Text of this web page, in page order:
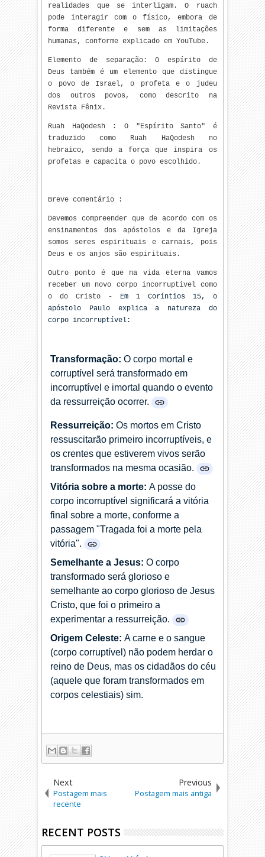
realidades que se interligam. O ruach
pode interagir com o físico, embora de
forma diferente e sem as limitações
humanas, conforme explicado em YouTube.
Elemento de separação: O espírito de
Deus também é um elemento que distingue
o povo de Israel, o profeta e o judeu
dos outros povos, como descrito na
Revista Fênix.
Ruah HaQodesh : O "Espírito Santo" é
traduzido como Ruah HaQodesh no
hebraico, sendo a força que inspira os
profetas e capacita o povo escolhido.
Breve comentário :
Devemos compreender que de acordo com os
ensinamentos dos apóstolos e da Igreja
somos seres espirituais e carnais, pois
Deus e os anjos são espirituais.
Outro ponto é que na vida eterna vamos
receber um novo corpo incorruptível como
o do Cristo - Em 1 Coríntios 15, o
apóstolo Paulo explica a natureza do
corpo incorruptível:
Transformação: O corpo mortal e
corruptível será transformado em
incorruptível e imortal quando o evento
da ressurreição ocorrer.
Ressurreição: Os mortos em Cristo
ressuscitarão primeiro incorruptíveis, e
os crentes que estiverem vivos serão
transformados na mesma ocasião.
Vitória sobre a morte: A posse do
corpo incorruptível significará a vitória
final sobre a morte, conforme a
passagem "Tragada foi a morte pela
vitória".
Semelhante a Jesus: O corpo
transformado será glorioso e
semelhante ao corpo glorioso de Jesus
Cristo, que foi o primeiro a
experimentar a ressurreição.
Origem Celeste: A carne e o sangue
(corpo corruptível) não podem herdar o
reino de Deus, mas os cidadãos do céu
(aquele que foram transformados em
corpos celestiais) sim.
Next
Postagem mais
recente
Previous
Postagem mais antiga
RECENT POSTS